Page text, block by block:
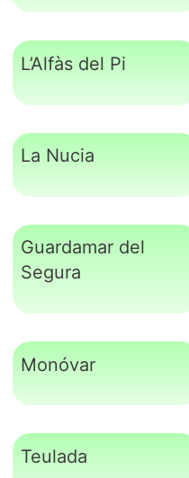
L’Alfàs del Pi
La Nucia
Guardamar del
Segura
Monóvar
Teulada